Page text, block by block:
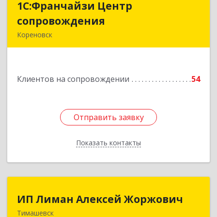
1С:Франчайзи Центр
сопровождения
Кореновск
Клиентов на сопровождении 54
Отправить заявку
Показать контакты
1С:Франчайзи Центр
Отправить заявку
Назад
ИП Лиман Алексей Жоржович
Тимашевск
ИП Лиман Алексей Жоржович
352731, Краснодарский край, Тимашевский р-н,